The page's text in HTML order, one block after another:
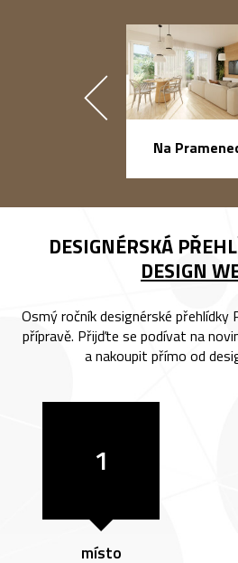
Na
DESIGNÉRSKÁ
DESIGN
Osmý ročník designérské přehlídky
přípravě. Přijďte se podívat na
a nakoupit přímo od
1
místo